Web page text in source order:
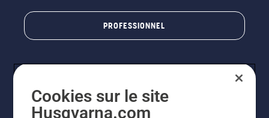
PROFESSIONNEL
Cookies sur le site
Husqvarna.com